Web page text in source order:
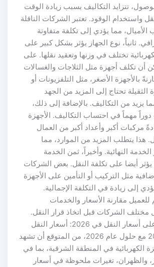
تتزايد التكاليف بسبب زيادة الوقت
الوقود. تعتبر الشركات الناقلة
مما يؤدي إلى تكلفة متفاوتة
ثانياً، نوع الجهاز يؤثر بشكل كبير على
تختلف في وزنها وتعقيد نقلها. على
أن تكلف أجهزة مثل الثلاجات والغسالات
بالأجهزة الأصغر، مثل التلفزيونات أو
تحتاج إلى المزيد من الجهد
يزيد من التكاليف. بالإضافة إلى ذلك،
مهماً في احتساب التكاليف. الأجهزة
مركبات أكبر وأعداد أكبر من العمال
هذا يتطلب المزيد من الموارد، مما
النهائية. وأخيراً، ثمن الخدمة
أيضا على تكلفة النقل. بعض الشركات
مثل التركيب أو التأمين على الأجهزة
إلى زيادة في التكلفة الإجمالية.
مقارنة الأسعار والخدمات
الشركات قبل اتخاذ قرار النقل.
العوامل المؤثرة على أسعار النقل في 2026: أسعار النقل
المتوقعة في 2026 مع حلول عام 2026، من المتوقع أن تشهد
الكهربائية في المنطقة الشرقية، بما في
والظهران، تغيرات ملحوظة في أسعار